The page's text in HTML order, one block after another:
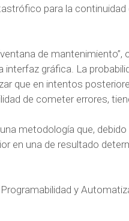
para la continuidad
de
interfaz gráfica. La
que en intentos
de cometer errores,
metodología que,
en una de resultado
y